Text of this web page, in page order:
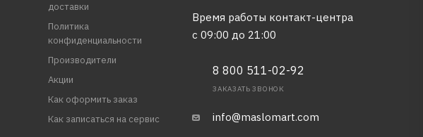
доставки
Политика
конфиденциальности
Производители
Акции
Как оформить заказ
Как записаться на сервис
Время работы контакт-центра
с 09:00 до 21:00
8 800 511-02-92
ЗАКАЗАТЬ ЗВОНОК
info@maslomart.com